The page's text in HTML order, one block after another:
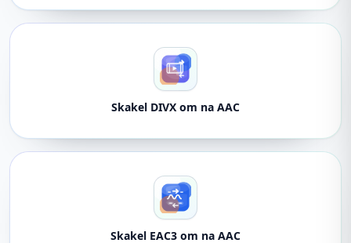
Skakel DIVX om na AAC
Skakel EAC3 om na AAC